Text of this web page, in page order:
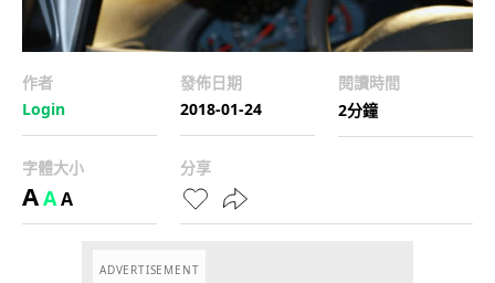
作者
Login
發佈日期
2018-01-24
閱讀時間
2分鐘
字體大小
AAA
分享
ADVERTISEMENT